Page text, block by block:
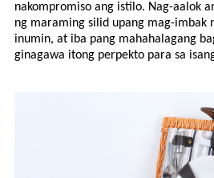
nakompromiso ang istilo. Nag-aalok
ng maraming silid upang mag-imbak
inumin, at iba pang mahahalagang
ginagawa itong perpekto para sa